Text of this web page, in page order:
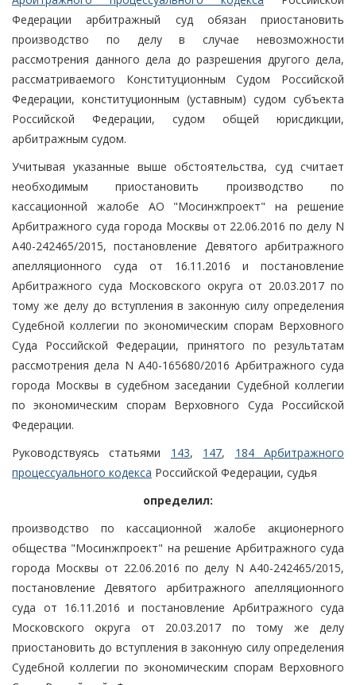
Федерации арбитражный суд обязан приостановить
производство по делу в случае невозможности
рассмотрения данного дела до разрешения другого дела,
рассматриваемого Конституционным Судом Российской
Федерации, конституционным (уставным) судом субъекта
Российской Федерации, судом общей юрисдикции,
арбитражным судом.
Учитывая указанные выше обстоятельства, суд считает
необходимым приостановить производство по
кассационной жалобе АО "Мосинжпроект" на решение
Арбитражного суда города Москвы от 22.06.2016 по делу N
А40-242465/2015, постановление Девятого арбитражного
апелляционного суда от 16.11.2016 и постановление
Арбитражного суда Московского округа от 20.03.2017 по
тому же делу до вступления в законную силу определения
Судебной коллегии по экономическим спорам Верховного
Суда Российской Федерации, принятого по результатам
рассмотрения дела N А40-165680/2016 Арбитражного суда
города Москвы в судебном заседании Судебной коллегии
по экономическим спорам Верховного Суда Российской
Федерации.
Руководствуясь статьями 143, 147, 184 Арбитражного
процессуального кодекса Российской Федерации, судья
определил:
производство по кассационной жалобе акционерного
общества "Мосинжпроект" на решение Арбитражного суда
города Москвы от 22.06.2016 по делу N А40-242465/2015,
постановление Девятого арбитражного апелляционного
суда от 16.11.2016 и постановление Арбитражного суда
Московского округа от 20.03.2017 по тому же делу
приостановить до вступления в законную силу определения
Судебной коллегии по экономическим спорам Верховного